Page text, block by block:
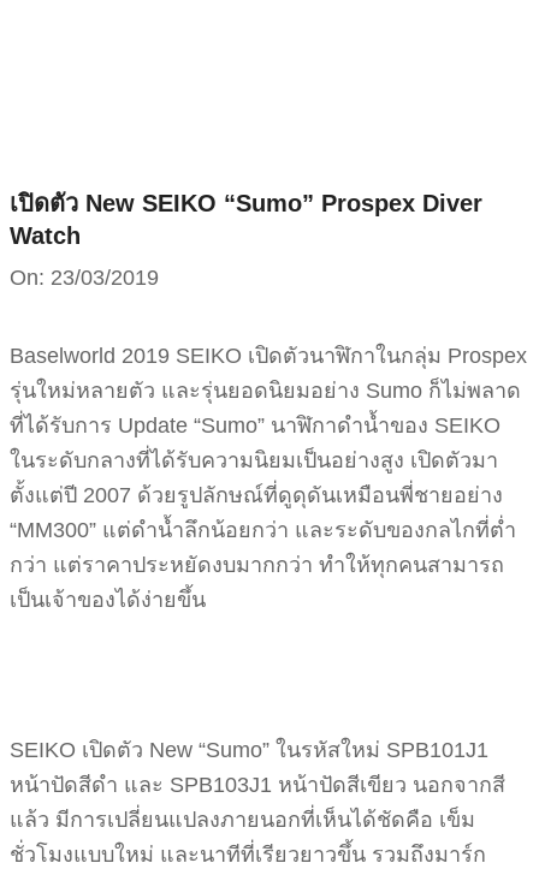
เปิดตัว New SEIKO “Sumo” Prospex Diver
Watch
On: 23/03/2019
Baselworld 2019 SEIKO เปิดตัวนาฬิกาในกลุ่ม Prospex
รุ่นใหม่หลายตัว และรุ่นยอดนิยมอย่าง Sumo ก็ไม่พลาด
ที่ได้รับการ Update “Sumo” นาฬิกาดำน้ำของ SEIKO
ในระดับกลางที่ได้รับความนิยมเป็นอย่างสูง เปิดตัวมา
ตั้งแต่ปี 2007 ด้วยรูปลักษณ์ที่ดูดุดันเหมือนพี่ชายอย่าง
“MM300” แต่ดำน้ำลึกน้อยกว่า และระดับของกลไกที่ต่ำ
กว่า แต่ราคาประหยัดงบมากกว่า ทำให้ทุกคนสามารถ
เป็นเจ้าของได้ง่ายขึ้น
SEIKO เปิดตัว New “Sumo” ในรหัสใหม่ SPB101J1
หน้าปัดสีดำ และ SPB103J1 หน้าปัดสีเขียว นอกจากสี
แล้ว มีการเปลี่ยนแปลงภายนอกที่เห็นได้ชัดคือ เข็ม
ชั่วโมงแบบใหม่ และนาทีที่เรียวยาวขึ้น รวมถึงมาร์ก